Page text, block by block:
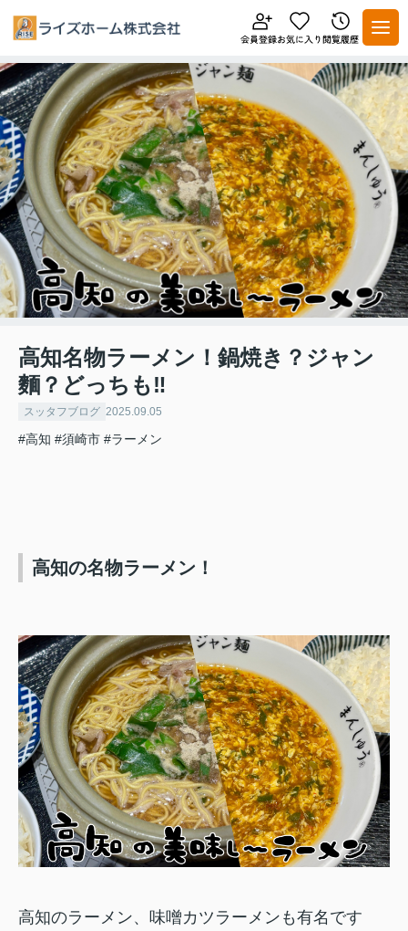
高知名物ラーメン！鍋焼き？ジャン
麵？どっちも‼
スッタフブログ 2025.09.05
#高知 #須崎市 #ラーメン
高知の名物ラーメン！
高知のラーメン、味噌カツラーメンも有名です